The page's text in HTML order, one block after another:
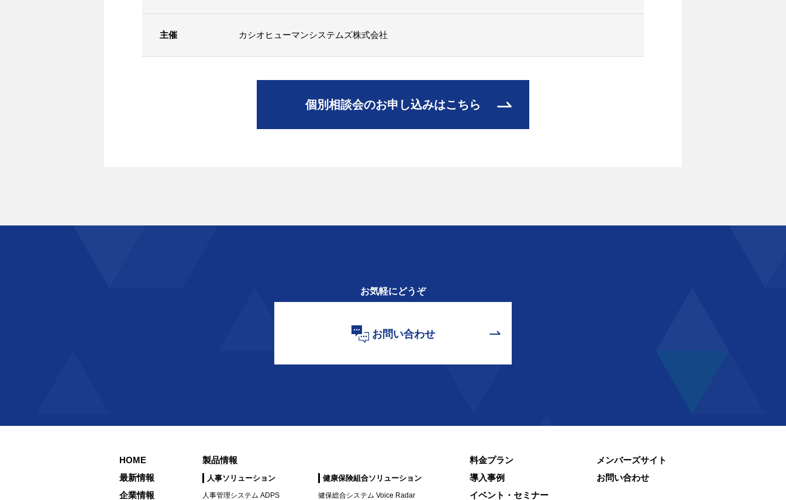
主催 カシオヒューマンシステムズ株式会社
個別相談会のお申し込みはこちら
お気軽にどうぞ
お問い合わせ
HOME
最新情報
企業情報
製品情報
人事ソリューション
人事管理システム ADPS
健康保険組合ソリューション
健保総合システム Voice Radar
料金プラン
導入事例
イベント・セミナー
メンバーズサイト
お問い合わせ